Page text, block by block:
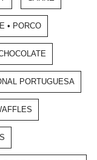
• PORCO
PORTUGUESA